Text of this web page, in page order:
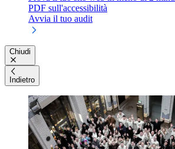
PDF sull'accessibilità
Avvia il tuo audit
Chiudi
Indietro